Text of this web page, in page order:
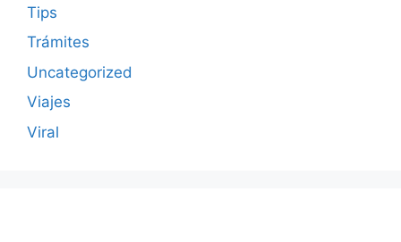
Tips
Trámites
Uncategorized
Viajes
Viral